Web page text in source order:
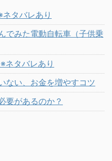
ネタバレあり
でみた電動自転車（子供乗
ネタバレあり
ない、お金を増やすコツ
要があるのか？